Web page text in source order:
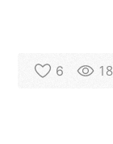
6